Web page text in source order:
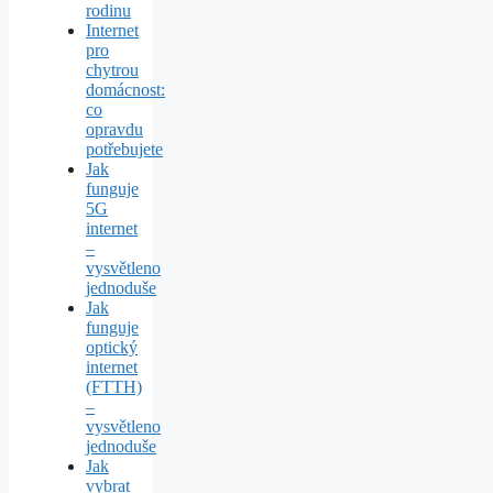
rodinu
Internet
pro
chytrou
domácnost:
co
opravdu
potřebujete
Jak
funguje
5G
internet
–
vysvětleno
jednoduše
Jak
funguje
optický
internet
(FTTH)
–
vysvětleno
jednoduše
Jak
vybrat